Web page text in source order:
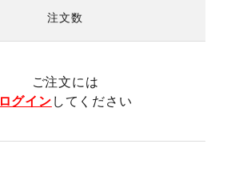
注文数
ご注文には
ログインしてください